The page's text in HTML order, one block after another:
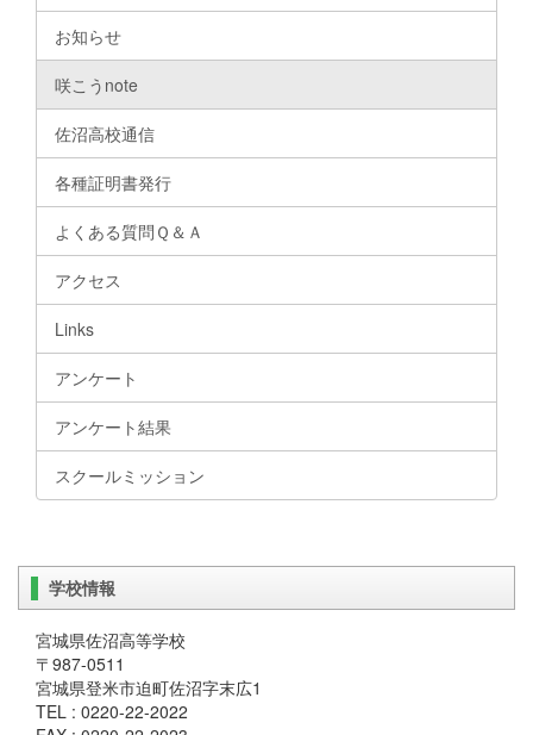
お知らせ
咲こうnote
佐沼高校通信
各種証明書発行
よくある質問Ｑ＆Ａ
アクセス
Links
アンケート
アンケート結果
スクールミッション
学校情報
宮城県佐沼高等学校
〒987-0511
宮城県登米市迫町佐沼字末広1
TEL : 0220-22-2022